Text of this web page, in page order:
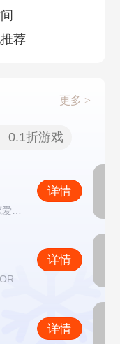
荐
更多 >
0.1折游戏
详情
次元世界探险MMORPG游戏
详情
详情